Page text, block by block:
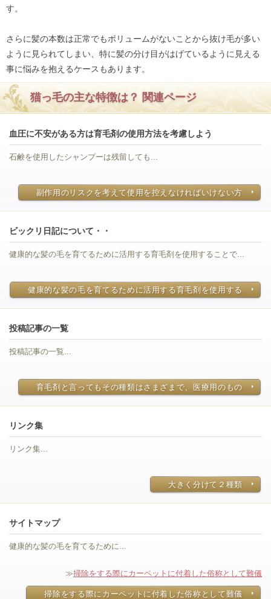
す。
さらに髪の本数は正常でもボリュームがないことから抜け毛が多い
ように見られてしまい、特に髪の分け目がはげているように見える
事に悩みを抱えるケースもあります。
猫っ毛の主な特徴は？ 関連ページ
血圧に不安がある方は育毛剤の使用方法を考慮しよう
石鹸を使用したシャンプーは残留しても...
副作用のリスクを考えて使用を控えなければいけない方
ビックリ日記について・・
健康的な髪の毛を育てるために活用する育毛剤を使用することで...
健康的な髪の毛を育てるために活用する育毛剤を使用する
投稿記事の一覧
投稿記事の一覧...
育毛剤と言ってもその種類はさまざまで、医療用のもの
リンク集
リンク集...
大きく分けて２種類
サイトマップ
健康的な髪の毛を育てるために...
≫掃除をする際にカーペットに付着した俗称として難儀
掃除をする際にカーペットに付着した俗称として難儀